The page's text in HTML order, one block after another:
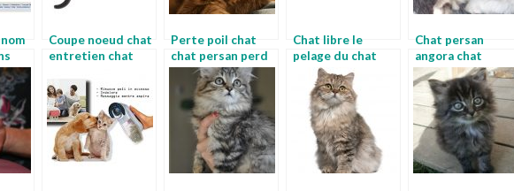
Coupe noeud chat
entretien chat
Perte poil chat
chat persan perd
ses poils
Chat libre le
pelage du chat
Chat persan
angora chat
angora bleu